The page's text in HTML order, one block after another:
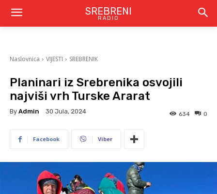
SREBRENI
RADIO
Naslovnica VIJESTI SREBRENIK
Planinari iz Srebrenika osvojili
najviši vrh Turske Ararat
By Admin 30 Jula, 2024 0
634
Facebook Viber